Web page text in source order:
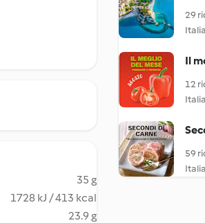
35 g
1728 kJ / 413 kcal
23.9 g
29
Italia
Il
12
Italia
59
Italia